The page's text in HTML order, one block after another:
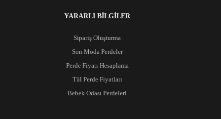
YARARLI BİLGİLER
Sipariş Oluşturma
Son Moda Perdeler
Perde Fiyatı Hesaplama
Tül Perde Fiyatları
Bebek Odası Perdeleri